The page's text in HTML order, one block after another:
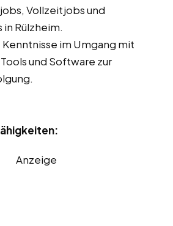
Vollzeitjobs und
Rülzheim.
im Umgang mit
und Software zur
Anzeige